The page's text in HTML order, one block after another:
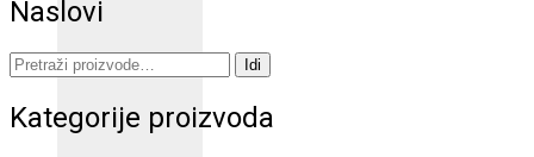
Naslovi
Pretraži: Idi
Kategorije proizvoda